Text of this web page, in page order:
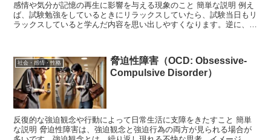
感情や気分が記憶の再生に影響を与える現象のこと 簡単な説明 例え
ば、試験勉強をしているときにリラックスしていたら、試験当日もリ
ラックスしていると学んだ内容を思い出しやすくなります。逆に、勉
社会・感情・性格
脅迫性障害（OCD: Obsessive-
Compulsive Disorder）
反復的な強迫観念や行動によって日常生活に支障をきたすこと 簡単
な説明 脅迫性障害は、強迫観念と強迫行為の両方が見られる場合が